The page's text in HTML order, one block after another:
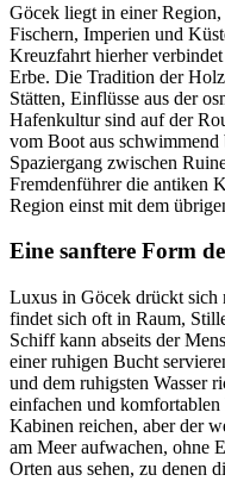
Göcek liegt in einer
Fischern, Imperien und
Kreuzfahrt hierher
Erbe. Die Tradition der
Stätten, Einflüsse aus der
Hafenkultur sind auf der
vom Boot aus
Spaziergang zwischen
Fremdenführer die antiken
Region einst mit dem
Eine sanftere Form
Luxus in Göcek drückt sich
findet sich oft in Raum,
Schiff kann abseits der
einer ruhigen Bucht
und dem ruhigsten Wasser
einfachen und
Kabinen reichen, aber der
am Meer aufwachen, ohne
Orten aus sehen, zu denen